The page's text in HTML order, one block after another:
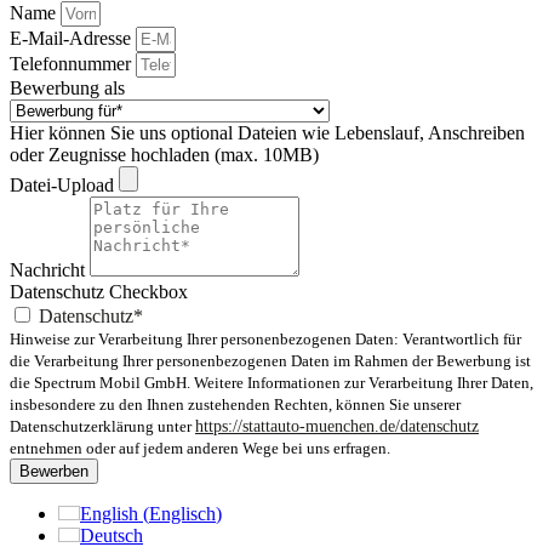
Name
E-Mail-Adresse
Telefonnummer
Bewerbung als
Hier können Sie uns optional Dateien wie Lebenslauf, Anschreiben
oder Zeugnisse hochladen (max. 10MB)
Datei-Upload
Nachricht
Datenschutz Checkbox
Datenschutz*
Hinweise zur Verarbeitung Ihrer personenbezogenen Daten: Verantwortlich für
die Verarbeitung Ihrer personenbezogenen Daten im Rahmen der Bewerbung ist
die Spectrum Mobil GmbH. Weitere Informationen zur Verarbeitung Ihrer Daten,
insbesondere zu den Ihnen zustehenden Rechten, können Sie unserer
Datenschutzerklärung unterhttps://stattauto-muenchen.de/datenschutz
entnehmen oder auf jedem anderen Wege bei uns erfragen.
Bewerben
English (Englisch)
Deutsch